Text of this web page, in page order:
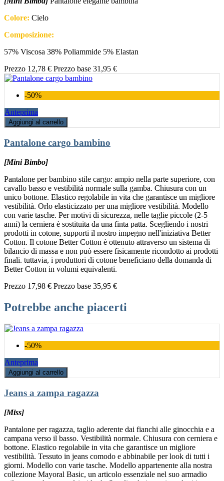
Colore: Cielo
Composizione:
57% Viscosa 38% Poliammide 5% Elastan
Prezzo 12,78 € Prezzo base 31,95 €
-50%
Anteprima
Aggiungi al carrello
Pantalone cargo bambino
[Mini Bimbo]
Pantalone per bambino stile cargo: ampio nella parte superiore, con
cavallo basso e vestibilità normale sulla gamba. Chiusura con un
unico bottone. Elastico regolabile in vita che garantisce un migliore
vestibilità. Orlo elasticizzato per una migliore vestibilità. Modello
con varie tasche. Per motivi di sicurezza, nelle taglie piccole (2-5
anni) la cerniera è sostituita da una finta patta. Scegliendo i nostri
prodotti in cotone, supporti il nostro impegno nell'iniziativa Better
Cotton. Il cotone Better Cotton è ottenuto attraverso un sistema di
bilancio di massa e non può essere fisicamente ricondotto ai prodotti
finali. tuttavia, i produttori di cotone beneficiano della domanda di
Better Cotton in volumi equivalenti.
Prezzo 17,98 € Prezzo base 35,95 €
Potrebbe anche piacerti
-50%
Anteprima
Aggiungi al carrello
Jeans a zampa ragazza
[Miss]
Pantalone per ragazza, taglio aderente dai fianchi alle ginocchia e a
campana verso il basso. Vestibilità normale. Chiusura con cerniera e
bottone. Elastico regolabile in vita che garantisce un migliore
vestibilità. Tessuto in jeans comodo e abbinabile per look di tutti i
giorni. Modello con varie tasche. Modello appartenente alla nostra
collezione Mayoral Basic, un articolo essenziale nel suo armadio